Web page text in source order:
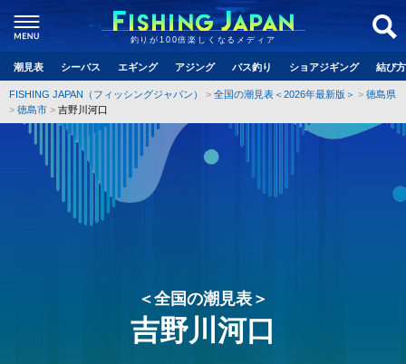
釣りが100倍楽しくなるメディア
潮見表 シーバス エギング アジング バス釣り ショアジギング 結び
FISHING JAPAN（フィッシングジャパン） 全国の潮見表＜2026年最新版＞
徳島県
徳島市
吉野川河口
＜全国の潮見表＞
吉野川河口